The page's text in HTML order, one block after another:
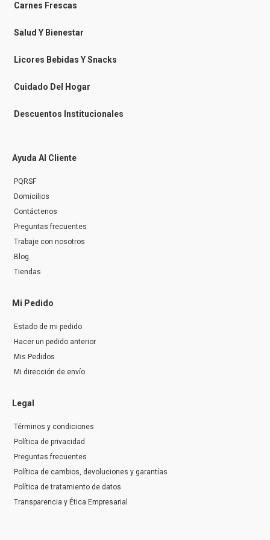
-
s
s
n
g
r
m
Carnes Frescas
Salud Y Bienestar
Licores Bebidas Y Snacks
Cuidado Del Hogar
Descuentos Institucionales
Ayuda Al Cliente
PQRSF
Domicilios
Contáctenos
Preguntas frecuentes
Trabaje con nosotros
Blog
Tiendas
Mi Pedido
Estado de mi pedido
Hacer un pedido anterior
Mis Pedidos
Mi dirección de envío
Legal
Términos y condiciones
Política de privacidad
Preguntas frecuentes
Política de cambios, devoluciones y garantías
Política de tratamiento de datos
Transparencia y Ética Empresarial